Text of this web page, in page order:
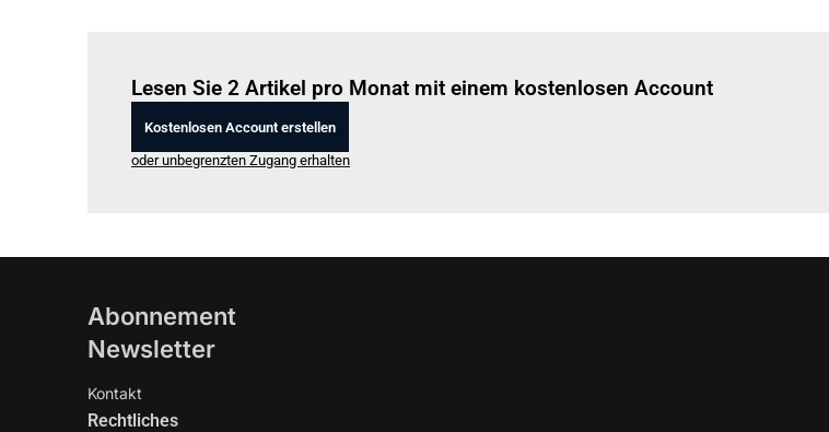
Lesen Sie 2 Artikel pro Monat mit einem kostenlosen Account
Kostenlosen Account erstellen
oder unbegrenzten Zugang erhalten
Abonnement
Newsletter
Kontakt
Rechtliches